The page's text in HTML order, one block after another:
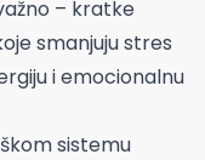
– kratke
smanjuju stres
i emocionalnu
sistemu